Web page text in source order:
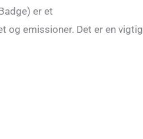
er et
og emissioner. Det er en vigtig